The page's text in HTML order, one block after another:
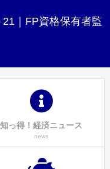
｜FP資格保有者監
知っ得！経済ニュース
news